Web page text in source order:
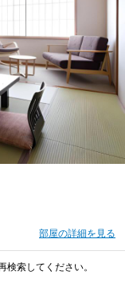
部屋の詳細を見る
索してください。